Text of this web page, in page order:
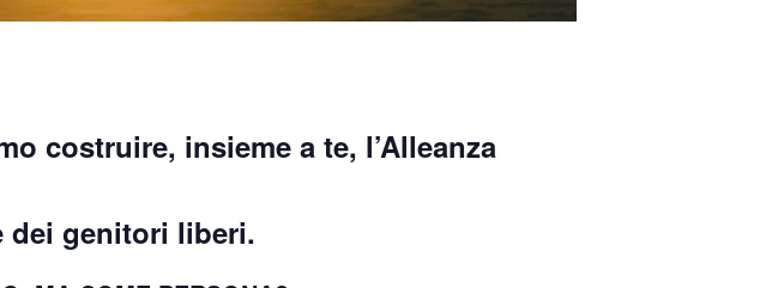
costruire, insieme a te, l’Alleanza
dei genitori liberi.